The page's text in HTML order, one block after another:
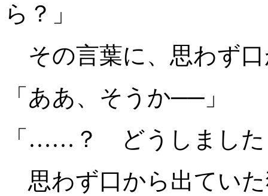
ら？」
その言葉に、思わず
「ああ、そうか──」
「……？ どうしました
思わず口から出てい